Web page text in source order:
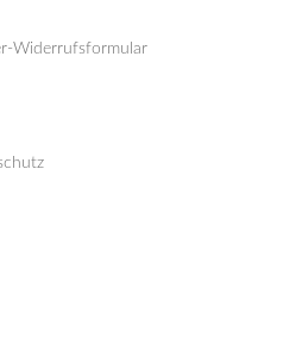
Widerrufsformular